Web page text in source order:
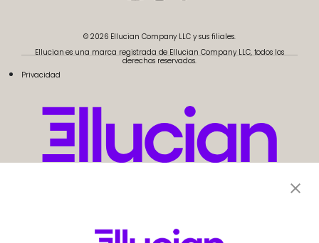
© 2026 Ellucian Company LLC y sus filiales.
Ellucian es una marca registrada de Ellucian Company LLC, todos los
derechos reservados.
Privacidad